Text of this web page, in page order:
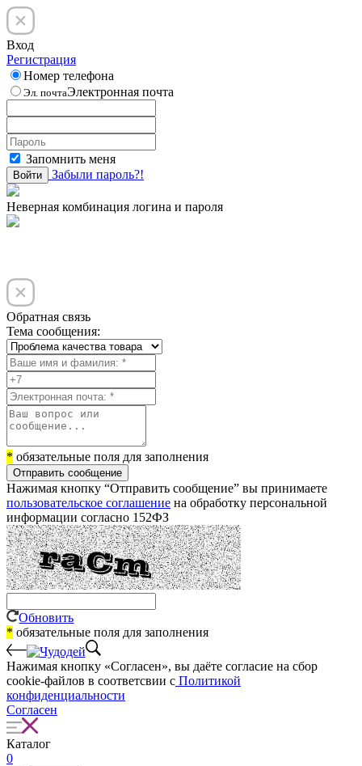
Вход
Регистрация
Номер телефона
Эл. почтаЭлектронная почта
Запомнить меня
Войти Забыли пароль?!
Неверная комбинация логина и пароля
Обратная связь
Тема сообщения:
* обязательные поля для заполнения
Отправить сообщение
Нажимая кнопку “Отправить сообщение” вы принимаете
пользовательское соглашение на обработку персональной
информации согласно 152ФЗ
Обновить
* обязательные поля для заполнения
Нажимая кнопку «Согласен», вы даёте cогласие на сбор
cookie-файлов в соответсвии с Политикой
конфиденциальности
Согласен
Каталог
0